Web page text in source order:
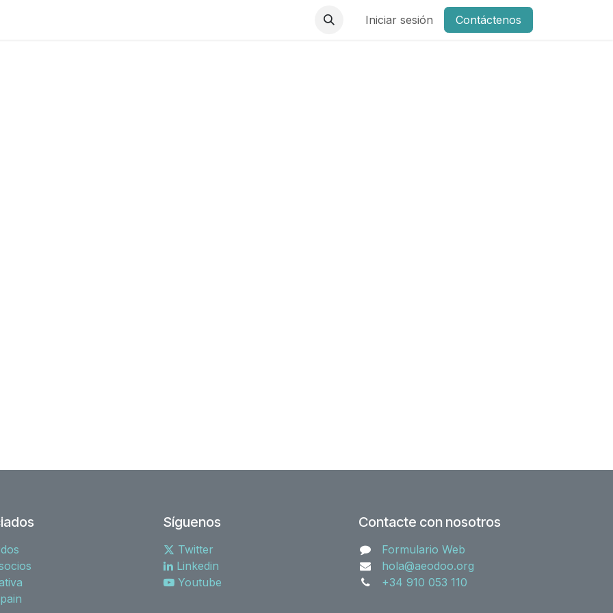
Iniciar sesión Contáctenos
Síguenos
Twitter
Linkedin
Youtube
Contacte con nosotros
Formulario Web
hola@aeodoo.org
+34 910 053 110